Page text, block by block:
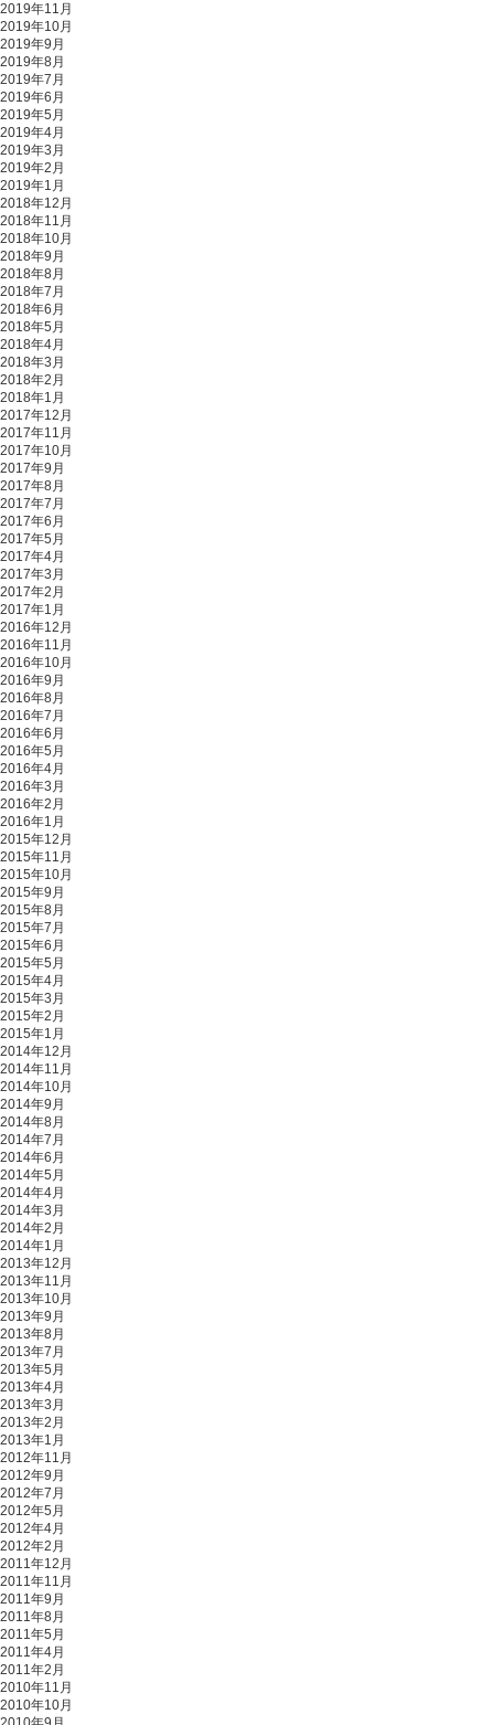
2019年11月
2019年10月
2019年9月
2019年8月
2019年7月
2019年6月
2019年5月
2019年4月
2019年3月
2019年2月
2019年1月
2018年12月
2018年11月
2018年10月
2018年9月
2018年8月
2018年7月
2018年6月
2018年5月
2018年4月
2018年3月
2018年2月
2018年1月
2017年12月
2017年11月
2017年10月
2017年9月
2017年8月
2017年7月
2017年6月
2017年5月
2017年4月
2017年3月
2017年2月
2017年1月
2016年12月
2016年11月
2016年10月
2016年9月
2016年8月
2016年7月
2016年6月
2016年5月
2016年4月
2016年3月
2016年2月
2016年1月
2015年12月
2015年11月
2015年10月
2015年9月
2015年8月
2015年7月
2015年6月
2015年5月
2015年4月
2015年3月
2015年2月
2015年1月
2014年12月
2014年11月
2014年10月
2014年9月
2014年8月
2014年7月
2014年6月
2014年5月
2014年4月
2014年3月
2014年2月
2014年1月
2013年12月
2013年11月
2013年10月
2013年9月
2013年8月
2013年7月
2013年5月
2013年4月
2013年3月
2013年2月
2013年1月
2012年11月
2012年9月
2012年7月
2012年5月
2012年4月
2012年2月
2011年12月
2011年11月
2011年9月
2011年8月
2011年5月
2011年4月
2011年2月
2010年11月
2010年10月